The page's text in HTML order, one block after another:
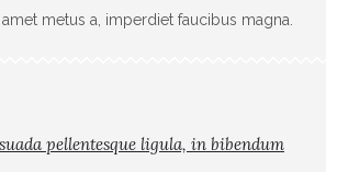
metus a, imperdiet faucibus magna.
pellentesque ligula, in bibendum